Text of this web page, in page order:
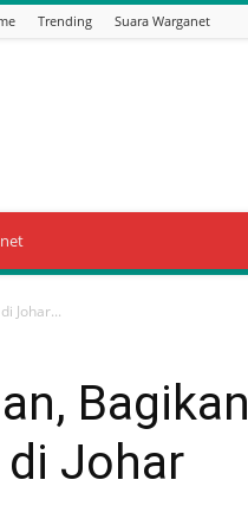
Trending Suara Warganet
Johar...
Bagikan
Johar